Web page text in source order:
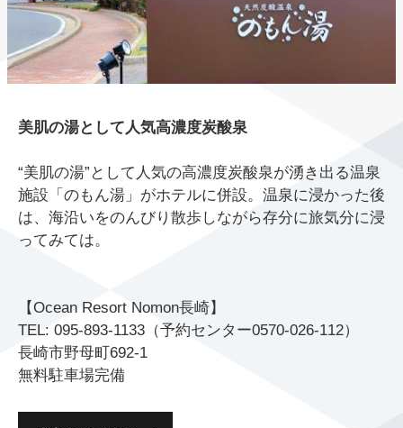
美肌の湯として人気高濃度炭酸泉
“美肌の湯”として人気の高濃度炭酸泉が湧き出る温泉
施設「のもん湯」がホテルに併設。温泉に浸かった後
は、海沿いをのんびり散歩しながら存分に旅気分に浸
ってみては。
【Ocean Resort Nomon長崎】
TEL: 095-893-1133（予約センター0570-026-112）
長崎市野母町692-1
無料駐車場完備